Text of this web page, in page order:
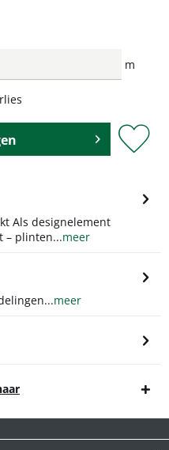
m
Als designelement
– plinten...meer
meer